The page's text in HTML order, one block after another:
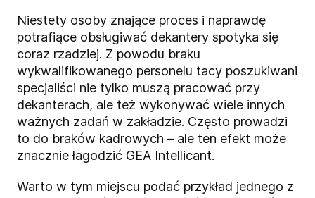
Niestety osoby znające proces i naprawdę
potrafiące obsługiwać dekantery spotyka się
coraz rzadziej. Z powodu braku
wykwalifikowanego personelu tacy poszukiwani
specjaliści nie tylko muszą pracować przy
dekanterach, ale też wykonywać wiele innych
ważnych zadań w zakładzie. Często prowadzi
to do braków kadrowych – ale ten efekt może
znacznie łagodzić GEA Intellicant.
Warto w tym miejscu podać przykład jednego z